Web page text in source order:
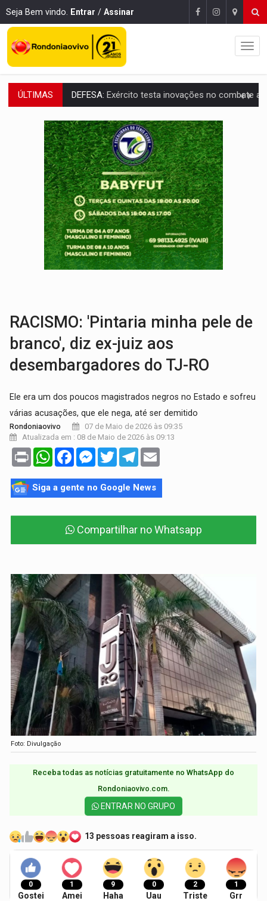
Seja Bem vindo. Entrar / Assinar
ÚLTIMAS TEMAS SOCIOAMBIENTAIS:Em Itapuã do Oeste, CINEMAZÔNIA leva cinema
PREVISÃO:Interior de Rondônia terá sábado (8) de calor intenso
INFRAESTRUTURA:Após quase 30 anos de espera, asfalto chega ao
A ILHA:Coreografia de Rondônia estreia na programação do Festival de
TRÁGICO:Pai do 'Xandy Motocross' morre em
VÍDEO:Motorista de caminhonete morre preso às ferragens em colisão
LAZER:Seis lugares gratuitos para aproveitar o fim de semana
VÍDEO:FTICCO e Força Tática prendem membro do CV com arma e drogas
RACISMO: 'Pintaria minha pele de
branco', diz ex-juiz aos
desembargadores do TJ-RO
Ele era um dos poucos magistrados negros no Estado e sofreu
várias acusações, que ele nega, até ser demitido
Rondoniaovivo
07 de Maio de 2026 às 09:35
Atualizada em : 08 de Maio de 2026 às 09:13
Print WhatsAppFacebookMessenger
TwitterTelegram
Siga a gente no Google News
Compartilhar no Whatsapp
Foto: Divulgação
Receba todas as notícias gratuitamente no WhatsApp do
Rondoniaovivo.com.​
ENTRAR NO GRUPO
13 pessoas reagiram a isso.
0
Gostei
1
Amei
9
Haha
0
Uau
2
Triste
1
Grr